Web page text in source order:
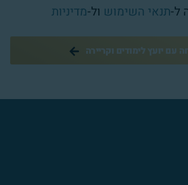
ל-תנאי השימוש ול-מדיניות
עם יועץ לימודים וקריירה